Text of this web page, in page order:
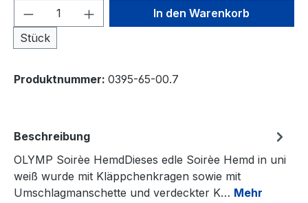
Produkt Anzahl: Gib den
Stück
In den Warenkorb
Produktnummer: 0395-65-00.7
Beschreibung
OLYMP Soirèe HemdDieses edle Soirèe Hemd in uni
weiß wurde mit Kläppchenkragen sowie mit
Umschlagmanschette und verdeckter K… Mehr